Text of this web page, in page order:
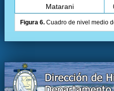
Matarani
Figura 6. Cuadro de nivel medio